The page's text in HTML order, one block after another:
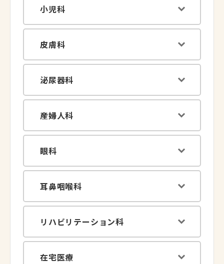
小児科
皮膚科
泌尿器科
産婦人科
眼科
耳鼻咽喉科
リハビリテーション科
在宅医療